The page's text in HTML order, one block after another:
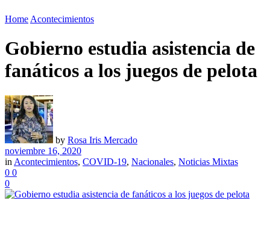
Home Acontecimientos
Gobierno estudia asistencia de
fanáticos a los juegos de pelota
by Rosa Iris Mercado
noviembre 16, 2020
in Acontecimientos, COVID-19, Nacionales, Noticias Mixtas
0 0
0